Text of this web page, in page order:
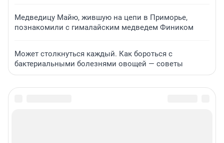
Медведицу Майю, жившую на цепи в Приморье,
познакомили с гималайским медведем Фиником
Может столкнуться каждый. Как бороться с
бактериальными болезнями овощей — советы